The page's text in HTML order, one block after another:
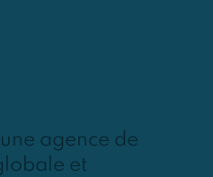
agence de
et